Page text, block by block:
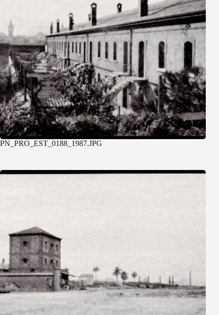
PN_PRO_EST_0188_1987.JPG